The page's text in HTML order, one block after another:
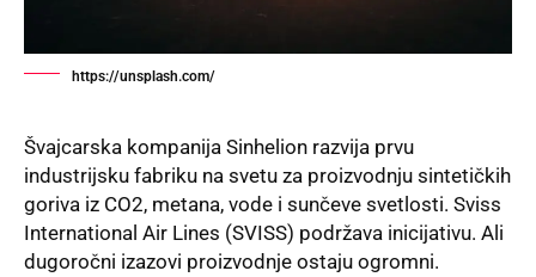
https://unsplash.com/
Švajcarska kompanija Sinhelion razvija prvu
industrijsku fabriku na svetu za proizvodnju sintetičkih
goriva iz CO2, metana, vode i sunčeve svetlosti. Sviss
International Air Lines (SVISS) podržava inicijativu. Ali
dugoročni izazovi proizvodnje ostaju ogromni.